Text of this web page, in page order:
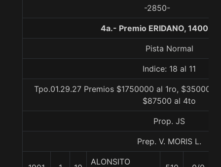
-2850-
4a.- Premio ERIDANO, 1400
Pista Normal
Indice: 18 al 11
Tpo.01.29.27 Premios $1750000 al 1ro, $350000
$87500 al 4to
Prop. JS
Prep. V. MORIS L.
ALONSITO